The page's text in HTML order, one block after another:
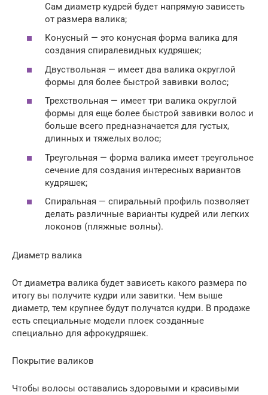
Сам диаметр кудрей будет напрямую зависеть
от размера валика;
Конусный — это конусная форма валика для
создания спиралевидных кудряшек;
Двуствольная — имеет два валика округлой
формы для более быстрой завивки волос;
Трехствольная — имеет три валика округлой
формы для еще более быстрой завивки волос и
больше всего предназначается для густых,
длинных и тяжелых волос;
Треугольная — форма валика имеет треугольное
сечение для создания интересных вариантов
кудряшек;
Спиральная — спиральный профиль позволяет
делать различные варианты кудрей или легких
локонов (пляжные волны).
Диаметр валика
От диаметра валика будет зависеть какого размера по
итогу вы получите кудри или завитки. Чем выше
диаметр, тем крупнее будут получатся кудри. В продаже
есть специальные модели плоек созданные
специально для афрокудряшек.
Покрытие валиков
Чтобы волосы оставались здоровыми и красивыми